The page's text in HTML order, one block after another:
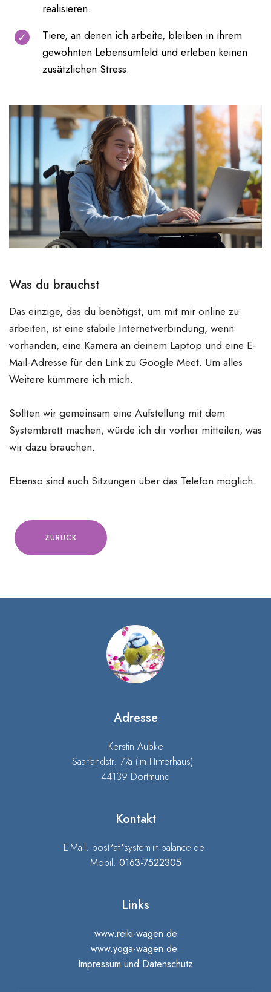
realisieren.
Tiere, an denen ich arbeite, bleiben in ihrem
gewohnten Lebensumfeld und erleben keinen
zusätzlichen Stress.
Was du brauchst
Das einzige, das du benötigst, um mit mir online zu
arbeiten, ist eine stabile Internetverbindung, wenn
vorhanden, eine Kamera an deinem Laptop und eine E-
Mail-Adresse für den Link zu Google Meet. Um alles
Weitere kümmere ich mich.
Sollten wir gemeinsam eine Aufstellung mit dem
Systembrett machen, würde ich dir vorher mitteilen, was
wir dazu brauchen.
Ebenso sind auch Sitzungen über das Telefon möglich.
ZURÜCK
Adresse
Kerstin Aubke
Saarlandstr. 77a (im Hinterhaus)
44139 Dortmund
Kontakt
E-Mail: post*at*system-in-balance.de
Mobil: 0163-7522305
Links
www.reiki-wagen.de
www.yoga-wagen.de
Impressum und Datenschutz